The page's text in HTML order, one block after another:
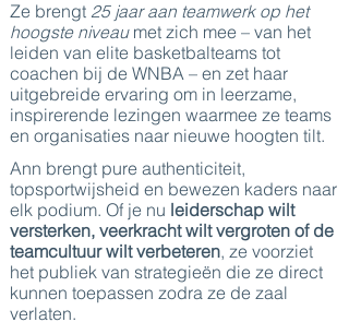
Ze brengt 25 jaar aan teamwerk op het
hoogste niveaumet zich mee – van het
leiden van elite basketbalteams tot
coachen bij de WNBA – en zet haar
uitgebreide ervaring om in leerzame,
inspirerende lezingen waarmee ze teams
en organisaties naar nieuwe hoogten tilt.
Ann brengt pure authenticiteit,
topsportwijsheid en bewezen kaders naar
elk podium. Of je nu leiderschap wilt
versterken, veerkracht wilt vergroten of de
teamcultuur wilt verbeteren, ze voorziet
het publiek van strategieën die ze direct
kunnen toepassen zodra ze de zaal
verlaten.